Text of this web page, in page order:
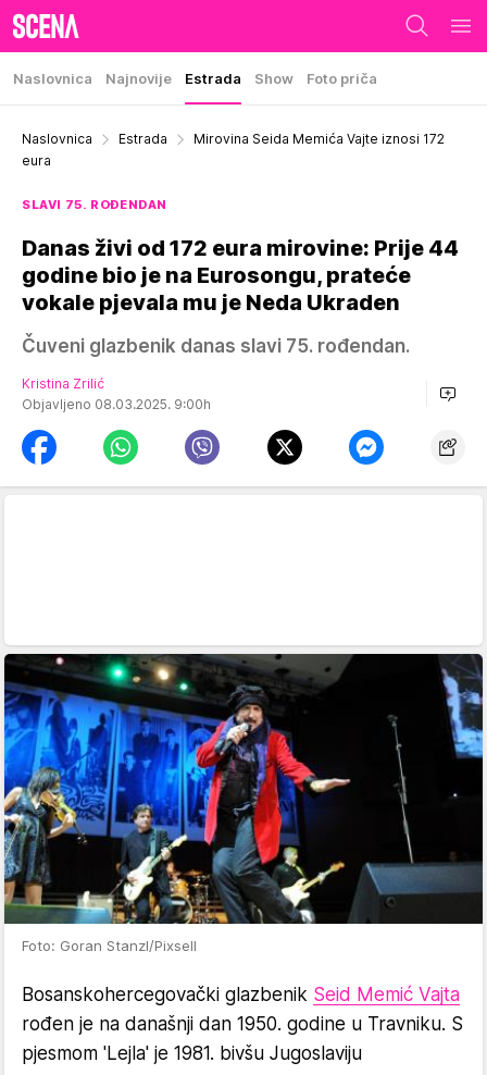
Naslovnica Najnovije Estrada Show Foto priča
Naslovnica Estrada
Mirovina Seida Memića Vajte iznosi 172
eura
SLAVI 75. ROĐENDAN
Danas živi od 172 eura mirovine: Prije 44
godine bio je na Eurosongu, prateće
vokale pjevala mu je Neda Ukraden
Čuveni glazbenik danas slavi 75. rođendan.
Kristina Zrilić
Objavljeno 08.03.2025. 9:00h
Foto: Goran Stanzl/Pixsell
Bosanskohercegovački glazbenik Seid Memić Vajta
rođen je na današnji dan 1950. godine u Travniku. S
pjesmom 'Lejla' je 1981. bivšu Jugoslaviju